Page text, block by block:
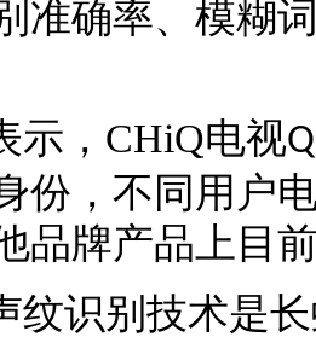
准确率、模糊
示， CHiQ电视
份，不同用户
品牌产品上目
纹识别技术是